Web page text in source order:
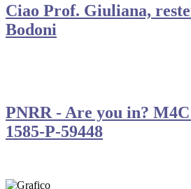
Ciao Prof. Giuliana,
Bodoni
PNRR - Are you in?
1585-P-59448